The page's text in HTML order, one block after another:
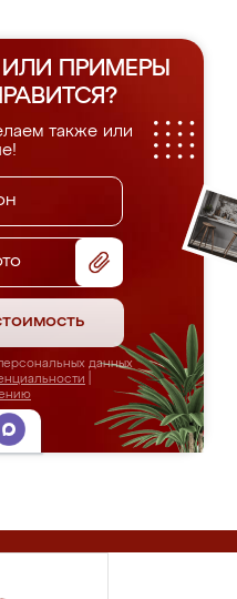
ПРИМЕРЫ
также или
данных